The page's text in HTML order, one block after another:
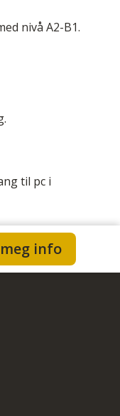
nivå A2-B1.
til pc i
info